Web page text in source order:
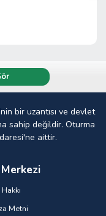
bir uzantısı ve devlet
sahip değildir. Oturma
aittir.
Metni